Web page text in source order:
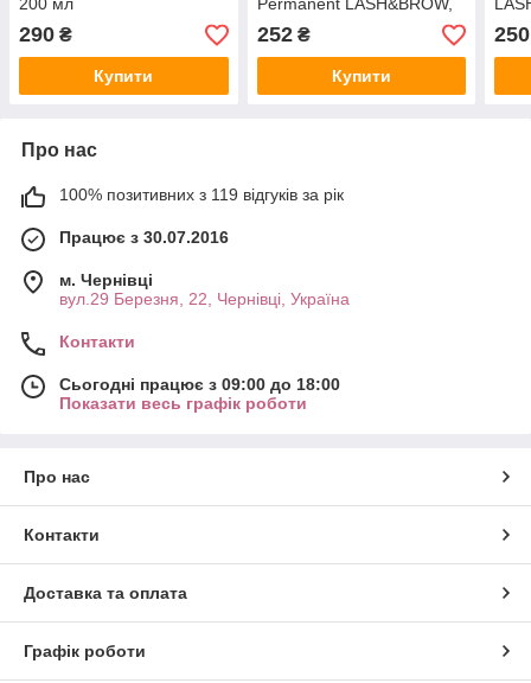
200 мл
290 ₴
Купити
Permanent LASH&BROW,
5 г
252₴
Купити
250
Про нас
100% позитивних з 119 відгуків за рік
Працює з 30.07.2016
м. Чернівці
вул.29 Березня, 22, Чернівці, Україна
Контакти
Сьогодні працює з 09:00 до 18:00
Показати весь графік роботи
Про нас
Контакти
Доставка та оплата
Графік роботи